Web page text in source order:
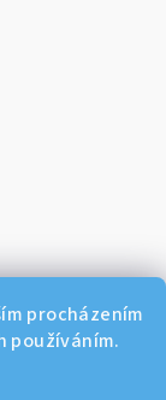
procházením
používáním.